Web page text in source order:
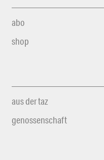
abo
shop
aus der taz
genossenschaft